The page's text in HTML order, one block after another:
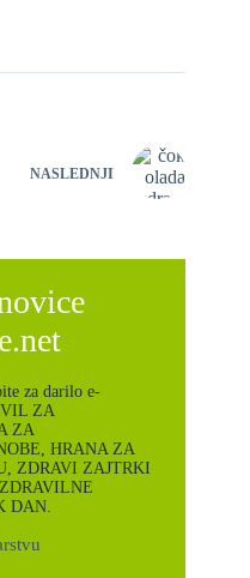
NASLEDNJI
za darilo e-
ZA
ZA
HRANA ZA
ZDRAVI ZAJTRKI
DAN.